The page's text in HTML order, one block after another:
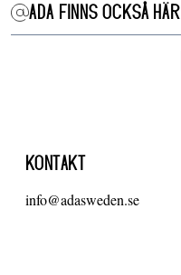
ADA FINNS OCKSÅ HÄR
KONTAKT
info@adasweden.se